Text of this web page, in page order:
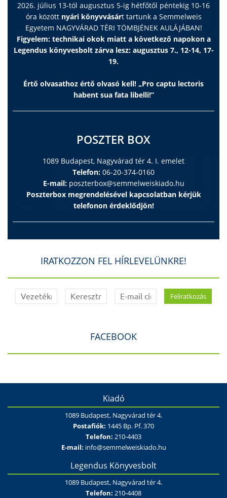
2026. július 13-tól augusztus 5-ig hétfőtől péntekig 10-16
óra között nyári könyvvásárt tartunk a Semmelweis
Egyetem NAGYVÁRAD TÉRI TÖMBJÉNEK AULÁJÁBAN!
Figyelem: technikai okok miatt a következő napokon a
Legendus könyvesbolt zárva lesz: augusztus 7., 12-14, 17-
19.
Értő olvasathoz értő olvasó kell! „Pro captu lectoris
habent sua fata libelli!”
POSZTER BOX
1089 Budapest, Nagyvárad tér 4. I. emelet
Telefon: 06-20-374-0160
E-mail: poszterbox@semmelweiskiado.hu
Poszterbox megrendelésével kapcsolatban kérjük
telefonon érdeklődjön!
IRATKOZZON FEL HÍRLEVELÜNKRE!
FACEBOOK
Kiadó
1089 Budapest, Nagyvárad tér 4.
Postafiók: 1445 Bp. Pf. 370
Telefon: 210-4403
E-mail: info@semmelweiskiado.hu
Legendus Könyvesbolt
1089 Budapest, Nagyvárad tér 4.
Telefon: 210-4408